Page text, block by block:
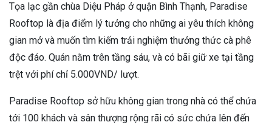
Tọa lạc gần chùa Diệu Pháp ở quận Bình Thạnh, Paradise
Rooftop là địa điểm lý tưởng cho những ai yêu thích không
gian mở và muốn tìm kiếm trải nghiệm thưởng thức cà phê
độc đáo. Quán nằm trên tầng sáu, và có bãi giữ xe tại tầng
trệt với phí chỉ 5.000VND/ lượt.
Paradise Rooftop sở hữu không gian trong nhà có thể chứa
tới 100 khách và sân thượng rộng rãi có sức chứa lên đến